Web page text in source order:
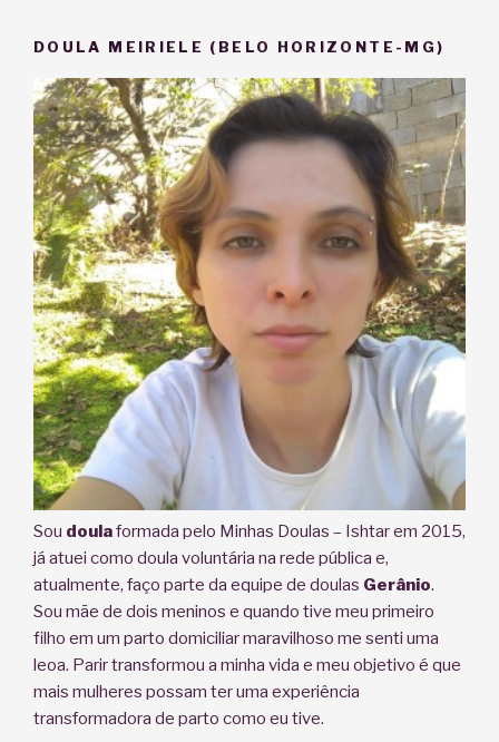
DOULA MEIRIELE (BELO HORIZONTE-MG)
Sou doulaformada pelo Minhas Doulas – Ishtar em 2015,
já atuei como doula voluntária na rede pública e,
atualmente, faço parte da equipe de doulas Gerânio.
Sou mãe de dois meninos e quando tive meu primeiro
filho em um parto domiciliar maravilhoso me senti uma
leoa. Parir transformou a minha vida e meu objetivo é que
mais mulheres possam ter uma experiência
transformadora de parto como eu tive.